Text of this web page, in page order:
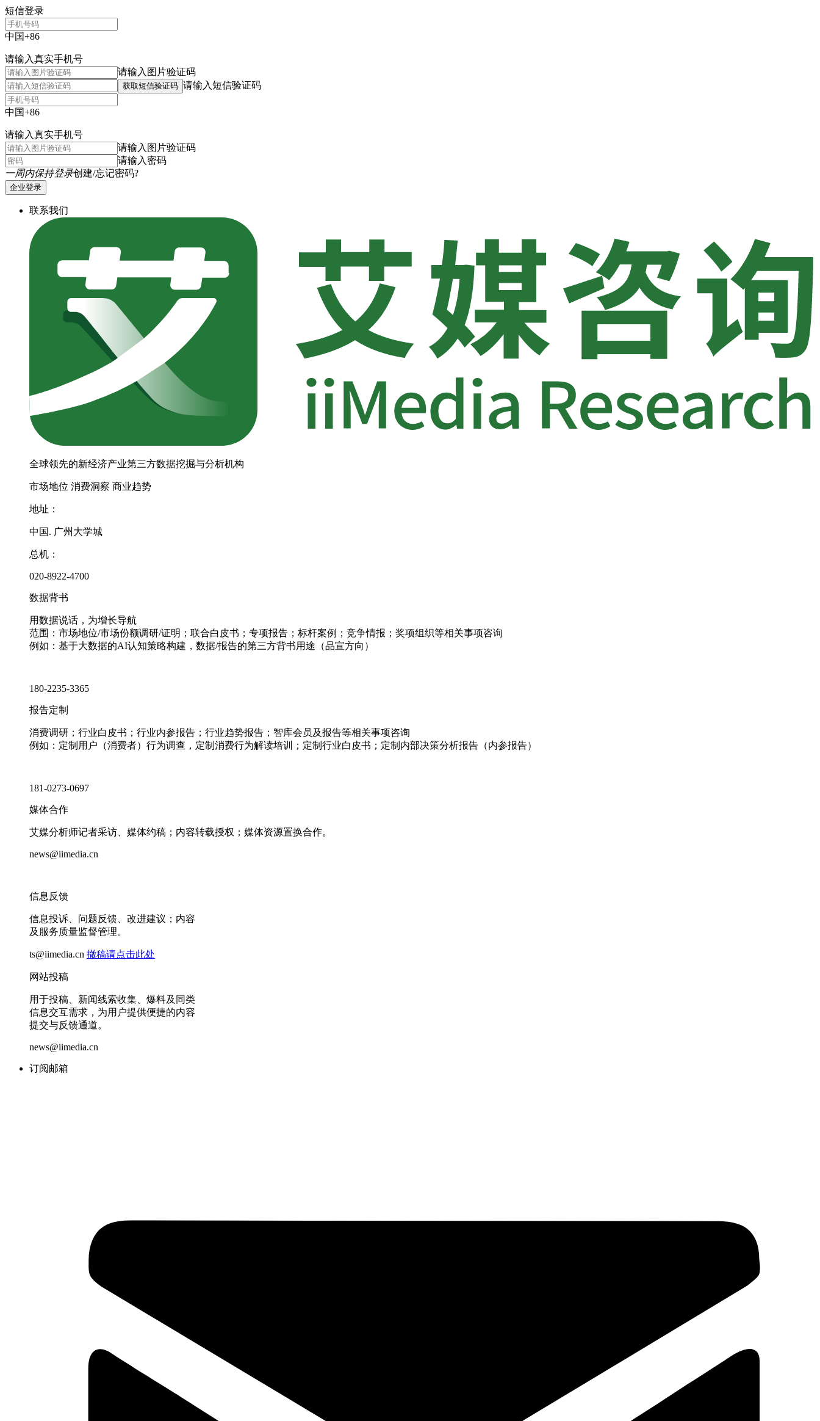
短信登录
中国+86
请输入真实手机号
请输入图片验证码
获取短信验证码 请输入短信验证码
中国+86
请输入真实手机号
请输入图片验证码
请输入密码
一周内保持登录创建/忘记密码?
企业登录
联系我们
全球领先的新经济产业第三方数据挖掘与分析机构
市场地位 消费洞察 商业趋势
地址：
中国. 广州大学城
总机：
020-8922-4700
数据背书
用数据说话，为增长导航
范围：市场地位/市场份额调研/证明；联合白皮书；专项报告；标杆案例；竞争情报；奖项组织等相关事项咨询
例如：基于大数据的AI认知策略构建，数据/报告的第三方背书用途（品宣方向）
180-2235-3365
报告定制
消费调研；行业白皮书；行业内参报告；行业趋势报告；智库会员及报告等相关事项咨询
例如：定制用户（消费者）行为调查，定制消费行为解读培训；定制行业白皮书；定制内部决策分析报告（内参报告）
181-0273-0697
媒体合作
艾媒分析师记者采访、媒体约稿；内容转载授权；媒体资源置换合作。
news@iimedia.cn
信息反馈
信息投诉、问题反馈、改进建议；内容
及服务质量监督管理。
ts@iimedia.cn 撤稿请点击此处
网站投稿
用于投稿、新闻线索收集、爆料及同类
信息交互需求，为用户提供便捷的内容
提交与反馈通道。
news@iimedia.cn
订阅邮箱